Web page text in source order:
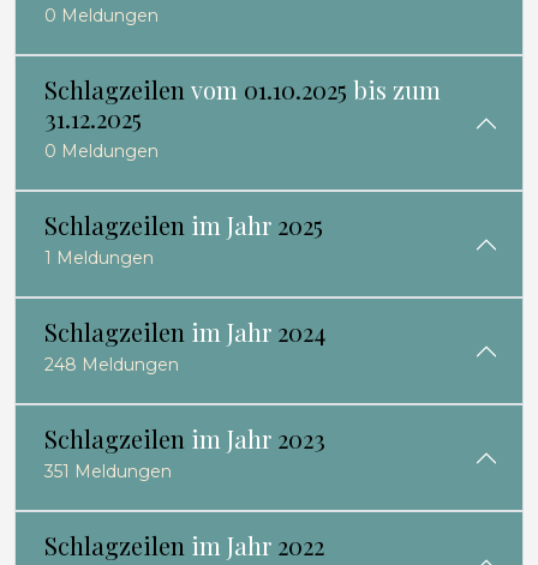
0 Meldungen
Schlagzeilen vom 01.10.2025 bis zum
31.12.2025
0 Meldungen
Schlagzeilen im Jahr 2025
1 Meldungen
Schlagzeilen im Jahr 2024
248 Meldungen
Schlagzeilen im Jahr 2023
351 Meldungen
Schlagzeilen im Jahr 2022